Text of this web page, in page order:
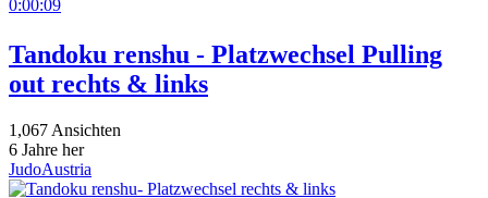
0:00:09
Tandoku renshu - Platzwechsel Pulling
out rechts & links
1,067 Ansichten
6 Jahre her
JudoAustria